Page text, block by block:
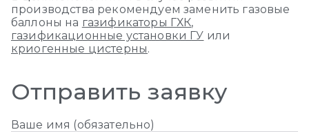
производства рекомендуем заменить газовые
баллоны на газификаторы ГХК,
газификационные установки ГУ или
криогенные цистерны.
Отправить заявку
Ваше имя (обязательно)